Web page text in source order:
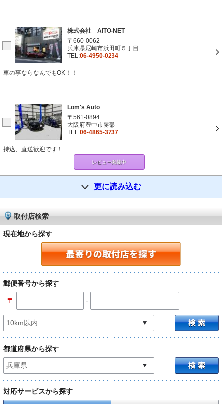
株式会社 AITO-NET
〒660-0062
兵庫県尼崎市浜田町５丁目
TEL:06-4950-0234
車の事ならなんでもOK！！
Lom's Auto
〒561-0894
大阪府豊中市勝部
TEL:06-4865-3737
持込、直送歓迎です！
レビュー掲載中
更に読み込む
取付店検索
現在地から探す
郵便番号から探す
〒 -
都道府県から探す
対応サービスから探す